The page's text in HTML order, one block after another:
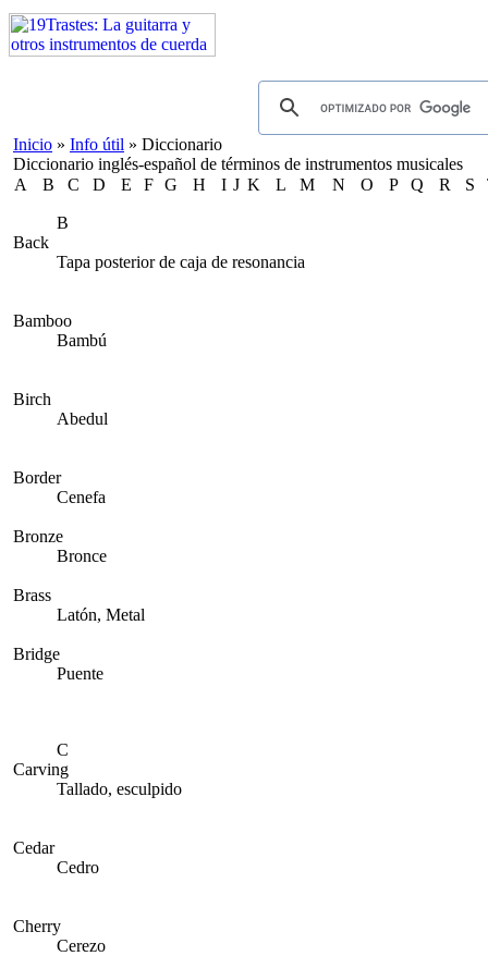
Inicio » Info útil » Diccionario
Diccionario inglés-español de términos de instrumentos musicales
A
B C D E F G H I J K L M N O P Q R S
B
Back
Tapa posterior de caja de resonancia
Bamboo
Bambú
Birch
Abedul
Border
Cenefa
Bronze
Bronce
Brass
Latón, Metal
Bridge
Puente
C
Carving
Tallado, esculpido
Cedar
Cedro
Cherry
Cerezo